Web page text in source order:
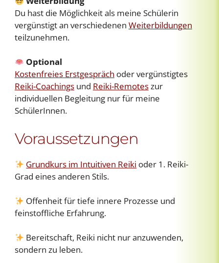
Du hast die Möglichkeit als meine Schülerin
vergünstigt an verschiedenen Weiterbildungen
teilzunehmen.
Optional
Kostenfreies Erstgespräch oder vergünstigtes
Reiki-Coachings und Reiki-Remoteszur
individuellen Begleitung nur für meine
SchülerInnen.
Voraussetzungen
Grundkurs im Intuitiven Reiki oder 1. Reiki-
Grad eines anderen Stils.
Offenheit für tiefe innere Prozesse und
feinstoffliche Erfahrung.
Bereitschaft, Reiki nicht nur anzuwenden,
sondern zu leben.